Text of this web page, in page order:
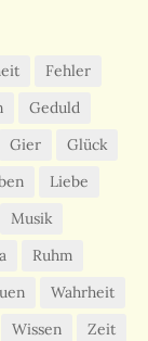
Fehler
Geduld
Gier
Glück
Liebe
Musik
Ruhm
Wahrheit
Wissen
Zeit